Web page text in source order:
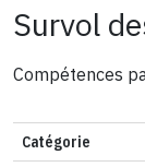
Survol
Compétences
Catégorie